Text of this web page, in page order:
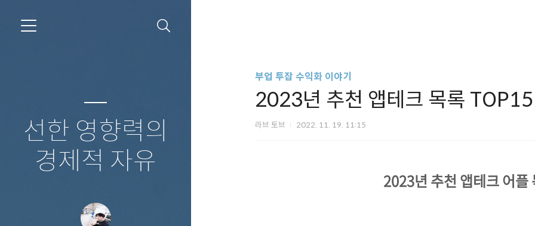
선한 영향력의
경제적 자유
부업 투잡 수익화 이야기
2023년 추천 앱테크 목록
라브 토브 2022. 11. 19. 11:15
2023년 추천 앱테크 어플